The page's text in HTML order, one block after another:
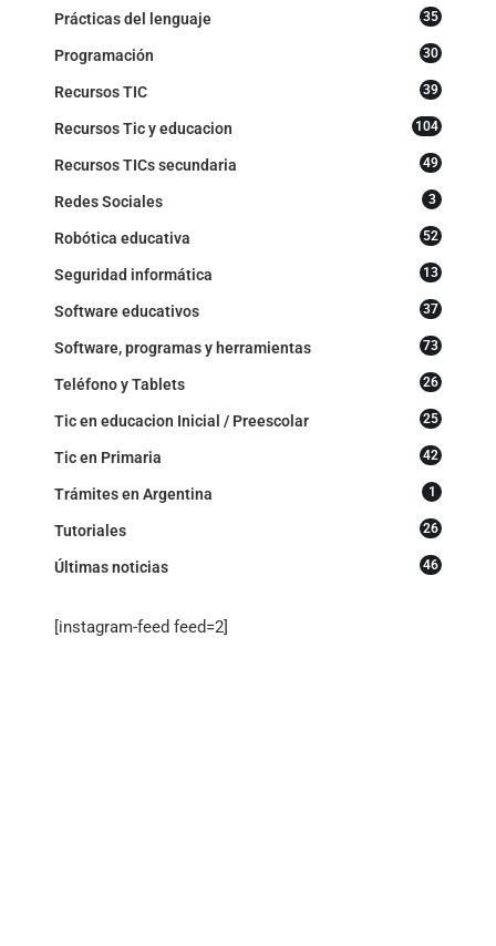
Prácticas del lenguaje 35
Programación 30
Recursos TIC 39
Recursos Tic y educacion 104
Recursos TICs secundaria 49
Redes Sociales 3
Robótica educativa 52
Seguridad informática 13
Software educativos 37
Software, programas y herramientas 73
Teléfono y Tablets 26
Tic en educacion Inicial / Preescolar 25
Tic en Primaria 42
Trámites en Argentina 1
Tutoriales 26
Últimas noticias 46
[instagram-feed feed=2]